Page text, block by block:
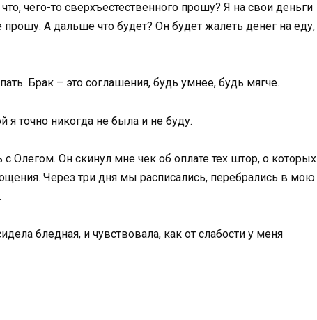
чего-то сверхъестественного прошу? Я на свои деньги
А дальше что будет? Он будет жалеть денег на еду,
Брак – это соглашения, будь умнее, будь мягче.
я точно никогда не была и не буду.
Олегом. Он скинул мне чек об оплате тех штор, о которых
Через три дня мы расписались, перебрались в мою
бледная, и чувствовала, как от слабости у меня